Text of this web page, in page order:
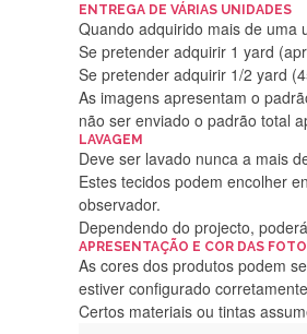
ENTREGA DE VÁRIAS UNIDADES
Quando adquirido mais de uma
Se pretender adquirir 1 yard
Se pretender adquirir 1/2 yard
As imagens apresentam o
não ser enviado o padrão total
LAVAGEM
Deve ser lavado nunca a mais
Estes tecidos podem encolher
observador.
Dependendo do projecto,
APRESENTAÇÃO E COR DAS
As cores dos produtos podem
estiver configurado
Certos materiais ou tintas